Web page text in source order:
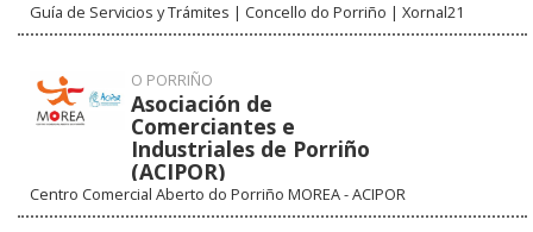
Guía de Servicios y Trámites | Concello do Porriño | Xornal21
O PORRIÑO
Asociación de
Comerciantes e
Industriales de Porriño
(ACIPOR)
986334000
VISITAR WEB
Centro Comercial Aberto do Porriño MOREA - ACIPOR